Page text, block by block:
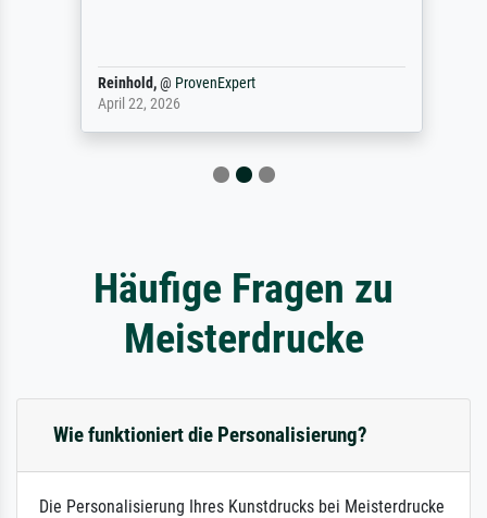
Reinhold,@ProvenExpert
April 22, 2026
Häufige Fragen zu
Meisterdrucke
Wie funktioniert die Personalisierung?
Die Personalisierung Ihres Kunstdrucks bei Meisterdrucke